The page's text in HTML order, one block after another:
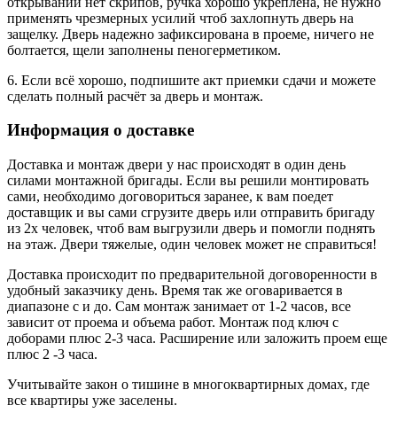
применять чрезмерных усилий чтоб захлопнуть дверь на
защелку. Дверь надежно зафиксирована в проеме, ничего не
болтается, щели заполнены пеногерметиком.
6. Если всё хорошо, подпишите акт приемки сдачи и можете
сделать полный расчёт за дверь и монтаж.
Информация о доставке
Доставка и монтаж двери у нас происходят в один день
силами монтажной бригады. Если вы решили монтировать
сами, необходимо договориться заранее, к вам поедет
доставщик и вы сами сгрузите дверь или отправить бригаду
из 2х человек, чтоб вам выгрузили дверь и помогли поднять
на этаж. Двери тяжелые, один человек может не справиться!
Доставка происходит по предварительной договоренности в
удобный заказчику день. Время так же оговаривается в
диапазоне с и до. Сам монтаж занимает от 1-2 часов, все
зависит от проема и объема работ. Монтаж под ключ с
доборами плюс 2-3 часа. Расширение или заложить проем еще
плюс 2 -3 часа.
Учитывайте закон о тишине в многоквартирных домах, где
все квартиры уже заселены.